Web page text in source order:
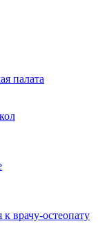
палата
врачу-остеопату